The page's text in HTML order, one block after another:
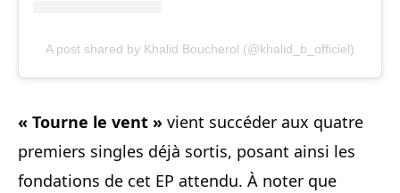
A post shared by Khalid Boucherol (@khalid_b_officiel)
« Tourne le vent » vient succéder aux quatre
premiers singles déjà sortis, posant ainsi les
fondations de cet EP attendu. À noter que